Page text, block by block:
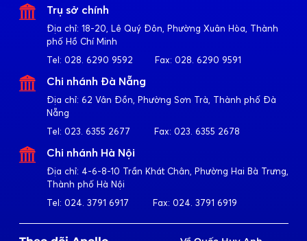
Trụ sở chính
Địa chỉ: 18-20, Lê Quý Đôn, Phường Xuân Hòa, Thành
phố Hồ Chí Minh
Tel: 028. 6290 9592 Fax: 028. 6290 9591
Chi nhánh Đà Nẵng
Địa chỉ: 62 Vân Đồn, Phường Sơn Trà, Thành phố Đà
Nẵng
Tel: 023. 6355 2677 Fax: 023. 6355 2678
Chi nhánh Hà Nội
Địa chỉ: 4-6-8-10 Trần Khát Chân, Phường Hai Bà Trưng,
Thành phố Hà Nội
Tel: 024. 3791 6917 Fax: 024. 3791 6919